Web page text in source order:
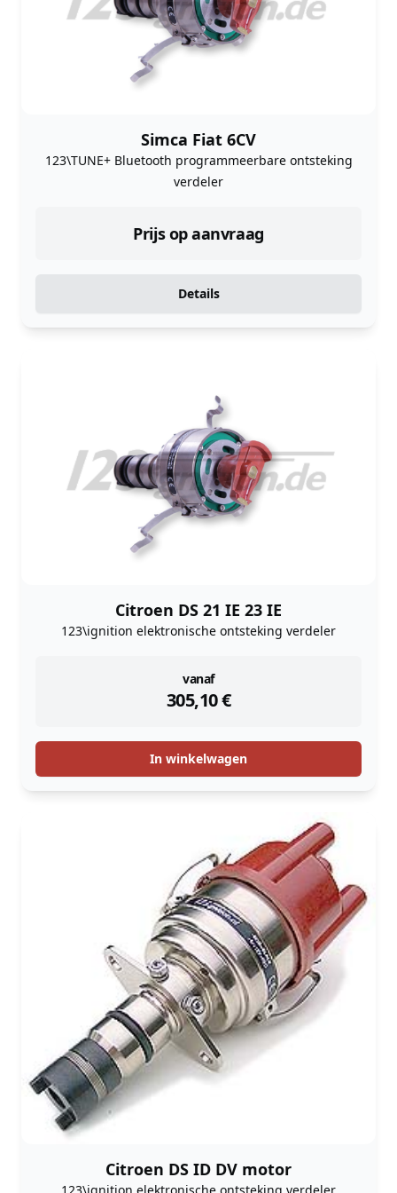
Simca Fiat 6CV
123\TUNE+ Bluetooth programmeerbare ontsteking
verdeler
Prijs op aanvraag
Details
Citroen DS 21 IE 23 IE
123\ignition elektronische ontsteking verdeler
vanaf
305,10€
instock
In winkelwagen
Citroen DS ID DV motor
123\ignition elektronische ontsteking verdeler